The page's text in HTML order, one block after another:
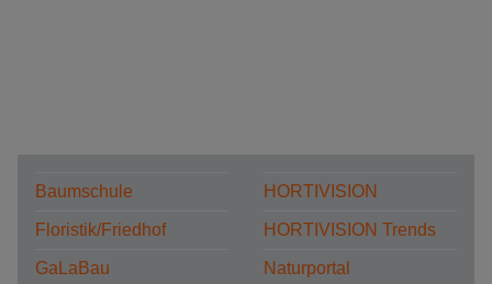
Baumschule
Floristik/Friedhof
GaLaBau
HORTIVISION
HORTIVISION Trends
Naturportal